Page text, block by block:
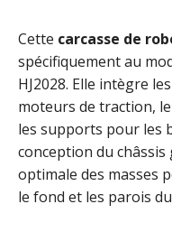
Cette carcasse de
spécifiquement au
HJ2028. Elle intègre
moteurs de traction,
les supports pour les
conception du
optimale des masses
le fond et les parois